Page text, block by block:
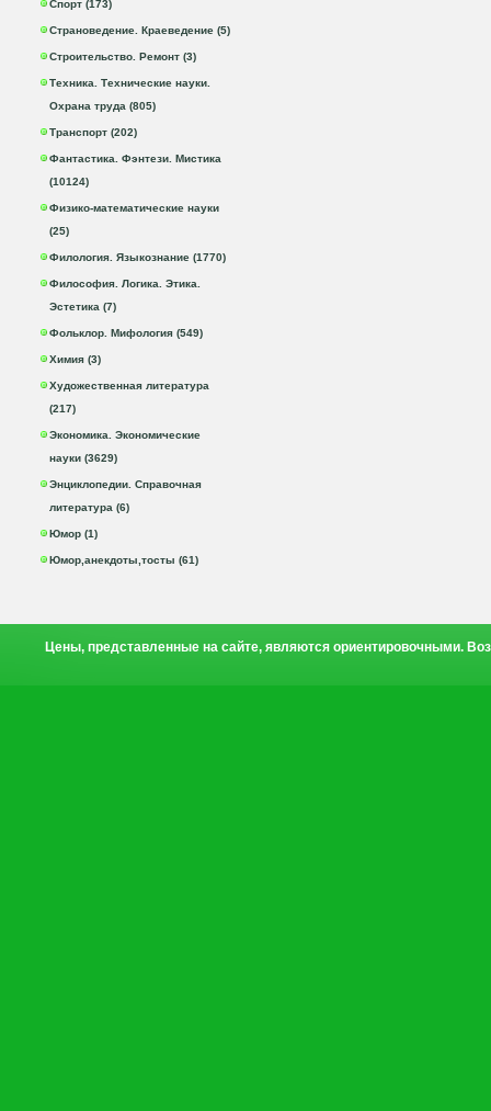
Спорт (173)
Страноведение. Краеведение (5)
Строительство. Ремонт (3)
Техника. Технические науки.
Охрана труда (805)
Транспорт (202)
Фантастика. Фэнтези. Мистика
(10124)
Физико-математические науки
(25)
Филология. Языкознание (1770)
Философия. Логика. Этика.
Эстетика (7)
Фольклор. Мифология (549)
Химия (3)
Художественная литература
(217)
Экономика. Экономические
науки (3629)
Энциклопедии. Справочная
литература (6)
Юмор (1)
Юмор,анекдоты,тосты (61)
Цены, представленные на сайте, являются ориентировочными.